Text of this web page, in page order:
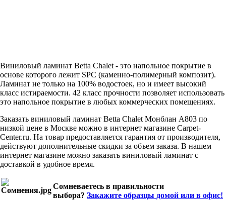
Виниловый ламинат Betta Chalet - это напольное покрытие в
основе которого лежит SPC (каменно-полимерный композит).
Ламинат не только на 100% водостоек, но и имеет высокий
класс истираемости. 42 класс прочности позволяет использовать
это напольное покрытие в любых коммерческих помещениях.
Заказать виниловый ламинат Betta Chalet Монблан A803 по
низкой цене в Москве можно в интернет магазине Carpet-
Center.ru. На товар предоставляется гарантия от производителя,
действуют дополнительные скидки за объем заказа. В нашем
интернет магазине можно заказать виниловый ламинат с
доставкой в удобное время.
Сомневаетесь в правильности
выбора? Закажите образцы домой или в офис!